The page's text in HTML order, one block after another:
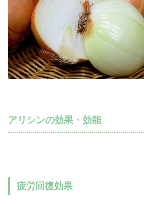
アリシンの効果・効能
疲労回復効果